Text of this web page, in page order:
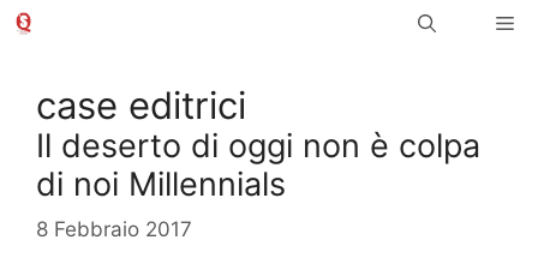
Vai
case editrici
Il deserto di oggi non è colpa
di noi Millennials
8 Febbraio 2017